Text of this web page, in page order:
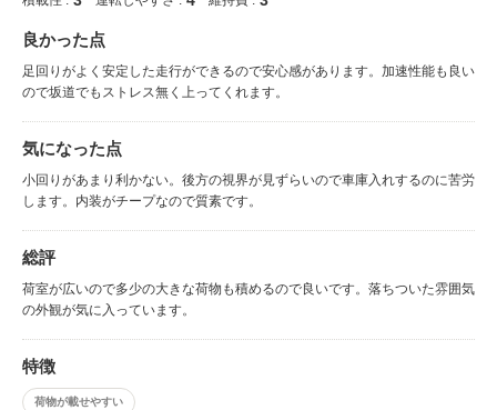
良かった点
足回りがよく安定した走行ができるので安心感があります。加速性能も良い
ので坂道でもストレス無く上ってくれます。
気になった点
小回りがあまり利かない。後方の視界が見ずらいので車庫入れするのに苦労
します。内装がチープなので質素です。
総評
荷室が広いので多少の大きな荷物も積めるので良いです。落ちついた雰囲気
の外観が気に入っています。
特徴
荷物が載せやすい